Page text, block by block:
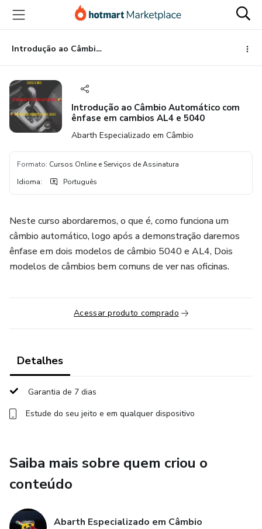
para
conteúdo
principal
para
pagamento
para
rodapé
Introdução ao Câmbio Automático com ênfase em cambios AL4 e 5040
Introdução ao Câmbio Automático com
ênfase em cambios AL4 e 5040
Abarth Especializado em Câmbio
Formato: Cursos Online e Serviços de Assinatura
Idioma: Português
Neste curso abordaremos, o que é, como funciona um
câmbio automático, logo após a demonstração daremos
ênfase em dois modelos de câmbio 5040 e AL4, Dois
modelos de câmbios bem comuns de ver nas oficinas.
Acessar produto comprado
Detalhes
Garantia de 7 dias
Estude do seu jeito e em qualquer dispositivo
Saiba mais sobre quem criou o
conteúdo
Abarth Especializado em Câmbio